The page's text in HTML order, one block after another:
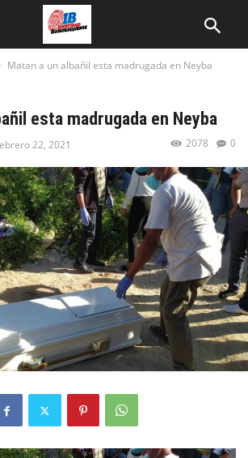
Matan a un albañil esta madrugada en Neyba
esta madrugada en Neyba
22, 2021 0
2078